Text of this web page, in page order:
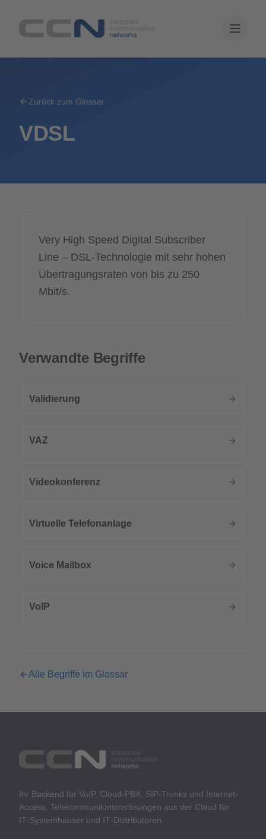
Zurück zum Glossar
VDSL
Very High Speed Digital Subscriber
Line – DSL-Technologie mit sehr hohen
Übertragungsraten von bis zu 250
Mbit/s.
Verwandte Begriffe
Validierung
VAZ
Videokonferenz
Virtuelle Telefonanlage
Voice Mailbox
VoIP
Alle Begriffe im Glossar
Ihr Backend für VoIP, Cloud-PBX, SIP-Trunks und Internet-
Access. Telekommunikationslösungen aus der Cloud für
IT‑Systemhäuser und IT‑Distributoren.